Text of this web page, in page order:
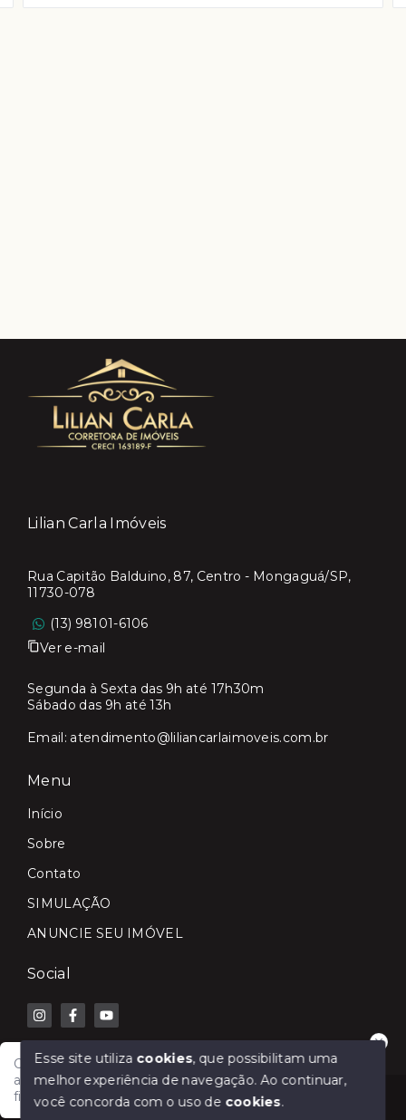
Olá! Fale com a Lilian Carla Imóveis e receba
atendimento rápido para comprar, vender, alugar ou
financiar seu imóvel.
Lilian Carla Imóveis
Rua Capitão Balduino, 87, Centro - Mongaguá/SP,
11730-078
(13) 98101-6106
Ver e-mail
Segunda à Sexta das 9h até 17h30m
Sábado das 9h até 13h
Email: atendimento@liliancarlaimoveis.com.br
Menu
Início
Sobre
Contato
SIMULAÇÃO
ANUNCIE SEU IMÓVEL
Social
© Copyright 2026 - Lilian Carla Imóveis - Todos os
Esse site utiliza cookies, que possibilitam uma
melhor experiência de navegação.Ao continuar,
você concorda com o uso de cookies.